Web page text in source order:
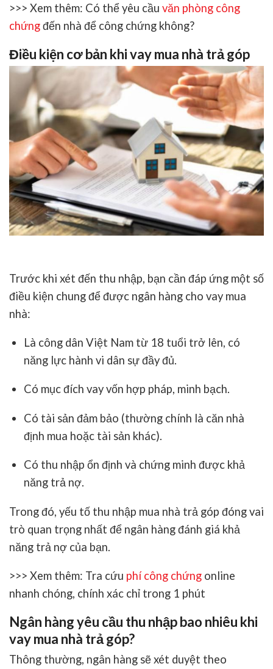
>>> Xem thêm: Có thể yêu cầu văn phòng công
chứngđến nhà để công chứng không?
Điều kiện cơ bản khi vay mua nhà trả góp
Trước khi xét đến thu nhập, bạn cần đáp ứng một số
điều kiện chung để được ngân hàng cho vay mua
nhà:
Là công dân Việt Nam từ 18 tuổi trở lên, có
năng lực hành vi dân sự đầy đủ.
Có mục đích vay vốn hợp pháp, minh bạch.
Có tài sản đảm bảo (thường chính là căn nhà
định mua hoặc tài sản khác).
Có thu nhập ổn định và chứng minh được khả
năng trả nợ.
Trong đó, yếu tố thu nhập mua nhà trả góp đóng vai
trò quan trọng nhất để ngân hàng đánh giá khả
năng trả nợ của bạn.
>>> Xem thêm: Tra cứu phí công chứng online
nhanh chóng, chính xác chỉ trong 1 phút
Ngân hàng yêu cầu thu nhập bao nhiêu khi
vay mua nhà trả góp?
Thông thường, ngân hàng sẽ xét duyệt theo